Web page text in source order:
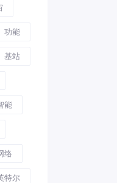
功能
基站
能
络
特尔